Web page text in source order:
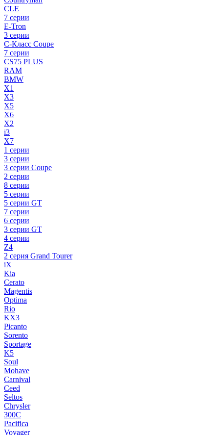
CLE
7 серии
E-Tron
3 серии
C-Класс Coupe
7 серии
CS75 PLUS
RAM
BMW
X1
X3
X5
X6
X2
i3
X7
1 серии
3 серии
3 серии Coupe
2 серии
8 серии
5 серии
5 серии GT
7 серии
6 серии
3 серии GT
4 серии
Z4
2 серия Grand Tourer
iX
Kia
Cerato
Magentis
Optima
Rio
KX3
Picanto
Sorento
Sportage
K5
Soul
Mohave
Carnival
Ceed
Seltos
Chrysler
300C
Pacifica
Voyager